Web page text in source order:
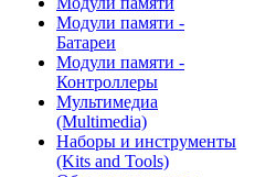
Модули памяти -
Батареи
Модули памяти -
Контроллеры
Мультимедиа
(Multimedia)
Наборы и инструменты
(Kits and Tools)